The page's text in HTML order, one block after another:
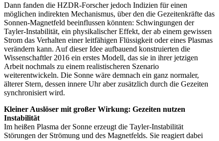
Dann fanden die HZDR-Forscher jedoch Indizien für einen
möglichen indirekten Mechanismus, über den die Gezeitenkräfte das
Sonnen-Magnetfeld beeinflussen könnten: Schwingungen der
Tayler-Instabilität, ein physikalischer Effekt, der ab einem gewissen
Strom das Verhalten einer leitfähigen Flüssigkeit oder eines Plasmas
verändern kann. Auf dieser Idee aufbauend konstruierten die
Wissenschaftler 2016 ein erstes Modell, das sie in ihrer jetzigen
Arbeit nochmals zu einem realistischeren Szenario
weiterentwickeln. Die Sonne wäre demnach ein ganz normaler,
älterer Stern, dessen innere Uhr aber zusätzlich durch die Gezeiten
synchronisiert wird.
Kleiner Auslöser mit großer Wirkung: Gezeiten nutzen
Instabilität
Im heißen Plasma der Sonne erzeugt die Tayler-Instabilität
Störungen der Strömung und des Magnetfelds. Sie reagiert dabei